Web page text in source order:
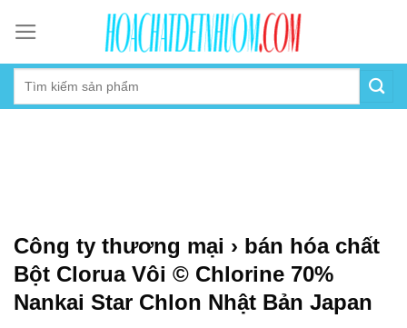
content
Công ty thương mại › bán hóa chất
Bột Clorua Vôi © Chlorine 70%
Nankai Star Chlon Nhật Bản Japan